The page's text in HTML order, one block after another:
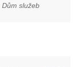
Dům služeb